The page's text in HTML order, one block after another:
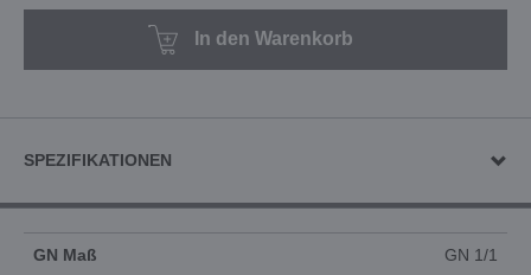
In den Warenkorb
SPEZIFIKATIONEN
GN Maß GN 1/1